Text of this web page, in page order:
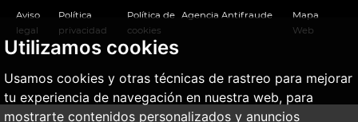
Utilizamos cookies
Usamos cookies y otras técnicas de rastreo para mejorar
tu experiencia de navegación en nuestra web, para
mostrarte contenidos personalizados y anuncios
Aviso
legal
Política
privacidad
Política de
cookies
Agencia Antifraude
Mapa
Web